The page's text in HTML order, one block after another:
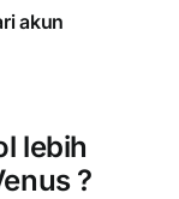
akun
lebih
?